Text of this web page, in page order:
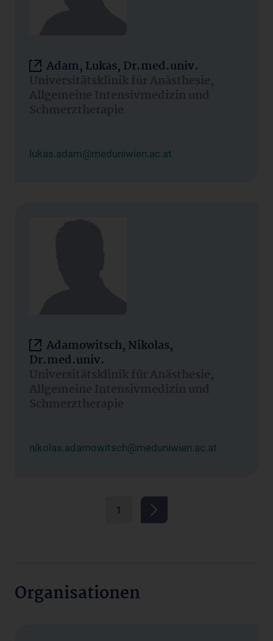
Adam, Lukas, Dr.med.univ.
Universitätsklinik für Anästhesie,
Allgemeine Intensivmedizin und
Schmerztherapie
lukas.adam@meduniwien.ac.at
Adamowitsch, Nikolas,
Dr.med.univ.
Universitätsklinik für Anästhesie,
Allgemeine Intensivmedizin und
Schmerztherapie
nikolas.adamowitsch@meduniwien.ac.at
1
Organisationen